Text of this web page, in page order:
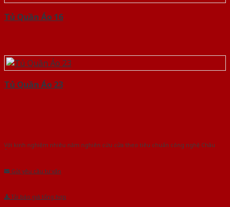
Tủ Quần Áo 16
Tủ Quần Áo 23
Với kinh nghiệm nhiêu năm nghiên cứu cửa theo tiêu chuẩn công nghệ Châu
Gửi yêu cầu tư vấn
Tải báo giá tổng hợp